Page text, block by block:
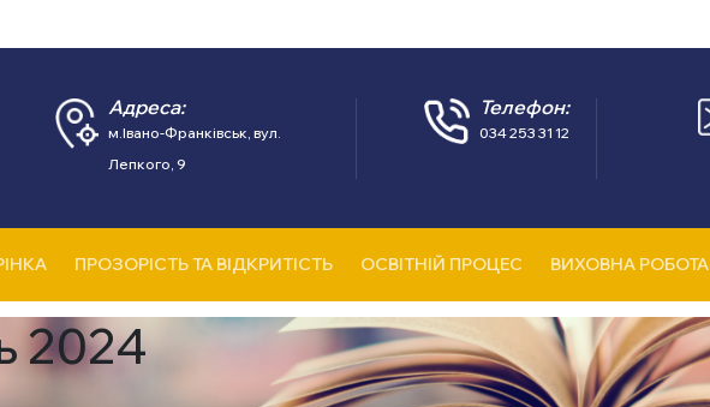
Адреса:
м.Івано-Франківськ, вул.
Лепкого, 9
Телефон:
034 253 31 12
ПРОЗОРІСТЬ ТА ВІДКРИТІСТЬ ОСВІТНІЙ ПРОЦЕС ВИХОВНА РОБОТА
2024